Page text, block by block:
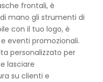
frontali, è
mano gli strumenti di
con il tuo logo, è
eventi promozionali.
personalizzato per
lasciare
su clienti e